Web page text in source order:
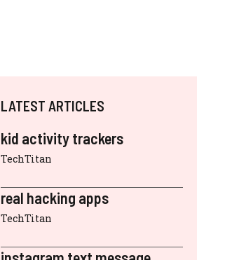
LATEST ARTICLES
kid activity trackers
TechTitan
real hacking apps
TechTitan